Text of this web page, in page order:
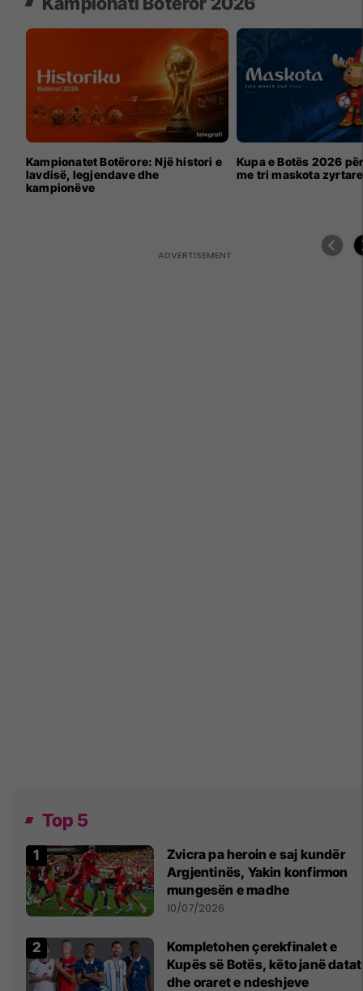
Kampionatet Botërore: Një histori e
lavdisë, legjendave dhe
kampionëve
Kupa e Botës 2026
me tri maskota zyrtare
Top 5
Zvicra pa heroin e saj kundër
Argjentinës, Yakin konfirmon
mungesën e madhe
10/07/2026
Kompletohen çerekfinalet e
Kupës së Botës, këto janë datat
dhe oraret e ndeshjeve